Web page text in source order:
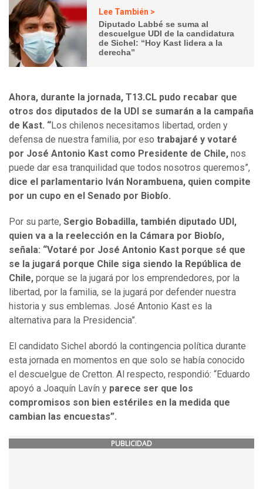
Lee También >
Diputado Labbé se suma al
descuelgue UDI de la candidatura
de Sichel: “Hoy Kast lidera a la
derecha”
Ahora, durante la jornada, T13.CL pudo recabar que
otros dos diputados de la UDI se sumarán a la campaña
de Kast. “Los chilenos necesitamos libertad, orden y
defensa de nuestra familia, por eso trabajaré y votaré
por José Antonio Kast como Presidente de Chile, nos
puede dar esa tranquilidad que todos nosotros queremos”,
dice el parlamentario Iván Norambuena, quien compite
por un cupo en el Senado por Biobío.
Por su parte, Sergio Bobadilla, también diputado UDI,
quien va a la reelección en la Cámara por Biobío,
señala: “Votaré por José Antonio Kast porque sé que
se la jugará porque Chile siga siendo la República de
Chile, porque se la jugará por los emprendedores, por la
libertad, por la familia, se la jugará por defender nuestra
historia y sus emblemas. José Antonio Kast es la
alternativa para la Presidencia”.
El candidato Sichel abordó la contingencia política durante
esta jornada en momentos en que solo se había conocido
el descuelgue de Cretton. Al respecto, respondió: “Eduardo
apoyó a Joaquín Lavín y parece ser que los
compromisos son bien estériles en la medida que
cambian las encuestas”.
PUBLICIDAD